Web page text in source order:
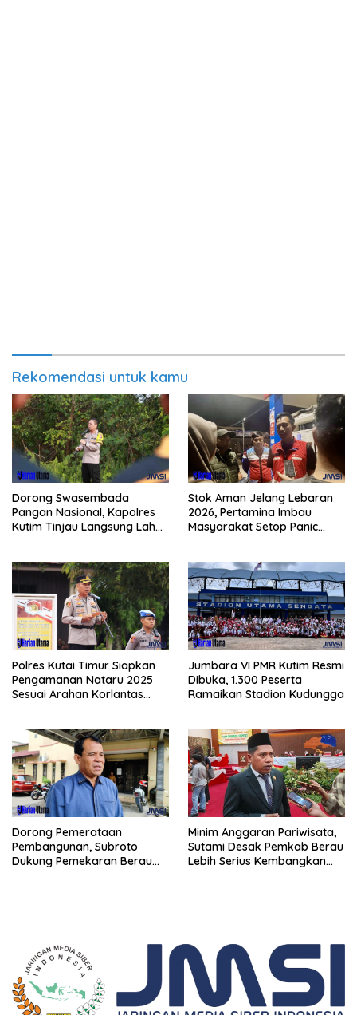
Rekomendasi untuk kamu
Dorong Swasembada
Pangan Nasional, Kapolres
Kutim Tinjau Langsung Lahan
Stok Aman Jelang Lebaran
2026, Pertamina Imbau
Masyarakat Setop Panic
Polres Kutai Timur Siapkan
Pengamanan Nataru 2025
Sesuai Arahan Korlantas
Jumbara VI PMR Kutim Resmi
Dibuka, 1.300 Peserta
Ramaikan Stadion Kudungga
Dorong Pemerataan
Pembangunan, Subroto
Dukung Pemekaran Berau
Minim Anggaran Pariwisata,
Sutami Desak Pemkab Berau
Lebih Serius Kembangkan